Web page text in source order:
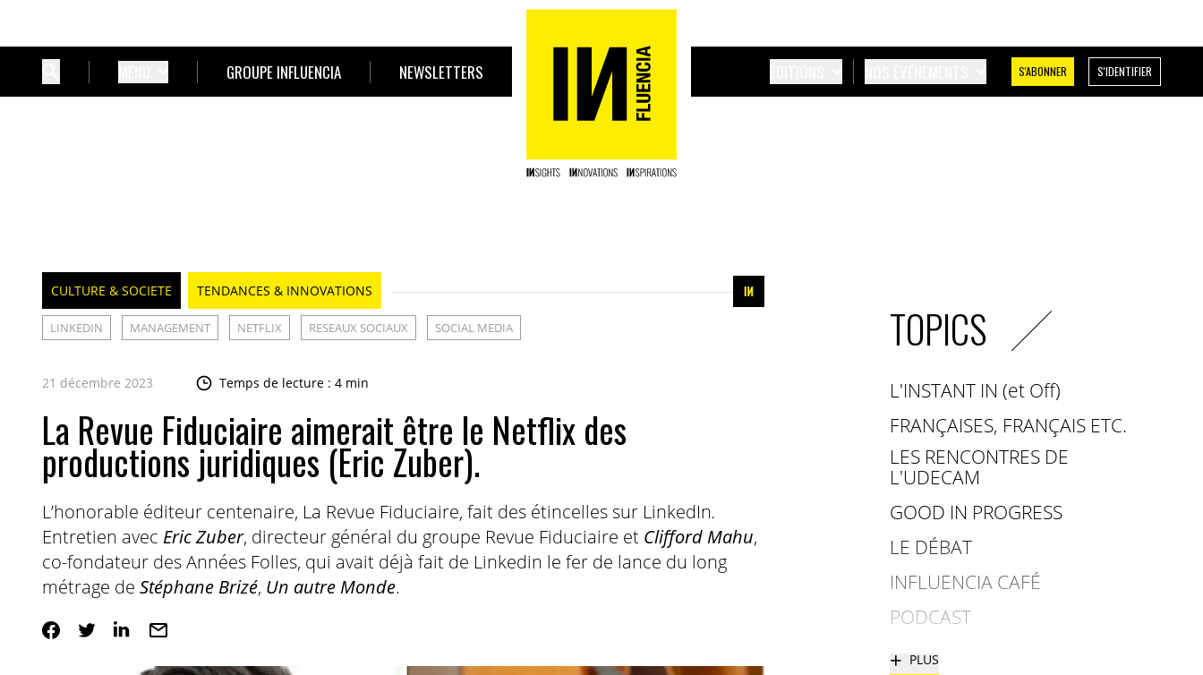
GROUPE INFLUENCIA NEWSLETTERS S'ABONNER S'IDENTIFIER
CULTURE & SOCIETE TENDANCES & INNOVATIONS
LINKEDIN MANAGEMENT NETFLIX RESEAUX SOCIAUX SOCIAL MEDIA
21 décembre 2023 Temps de lecture : 4 min
La Revue Fiduciaire aimerait être le Netflix des
productions juridiques (Eric Zuber).
L’honorable éditeur centenaire, La Revue Fiduciaire, fait des étincelles sur LinkedIn.
Entretien avec Eric Zuber, directeur général du groupe Revue Fiduciaire et Clifford Mahu,
co-fondateur des Années Folles, qui avait déjà fait de Linkedin le fer de lance du long
métrage de Stéphane Brizé, Un autre Monde.
TOPICS
L'INSTANT IN (et Off)
FRANÇAISES, FRANÇAIS ETC.
LES RENCONTRES DE
L'UDECAM
GOOD IN PROGRESS
LE DÉBAT
INFLUENCIA CAFÉ
PODCAST
+ PLUS